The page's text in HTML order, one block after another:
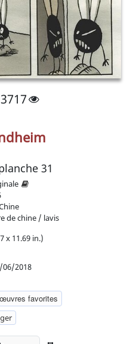
3717
31
de chine / lavis
x 11.69 in.)
06/2018
favorites